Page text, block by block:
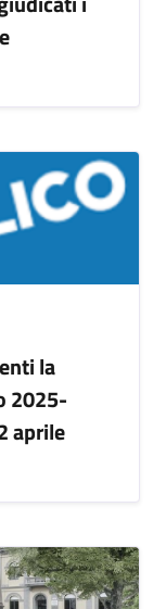
la
2025-
aprile